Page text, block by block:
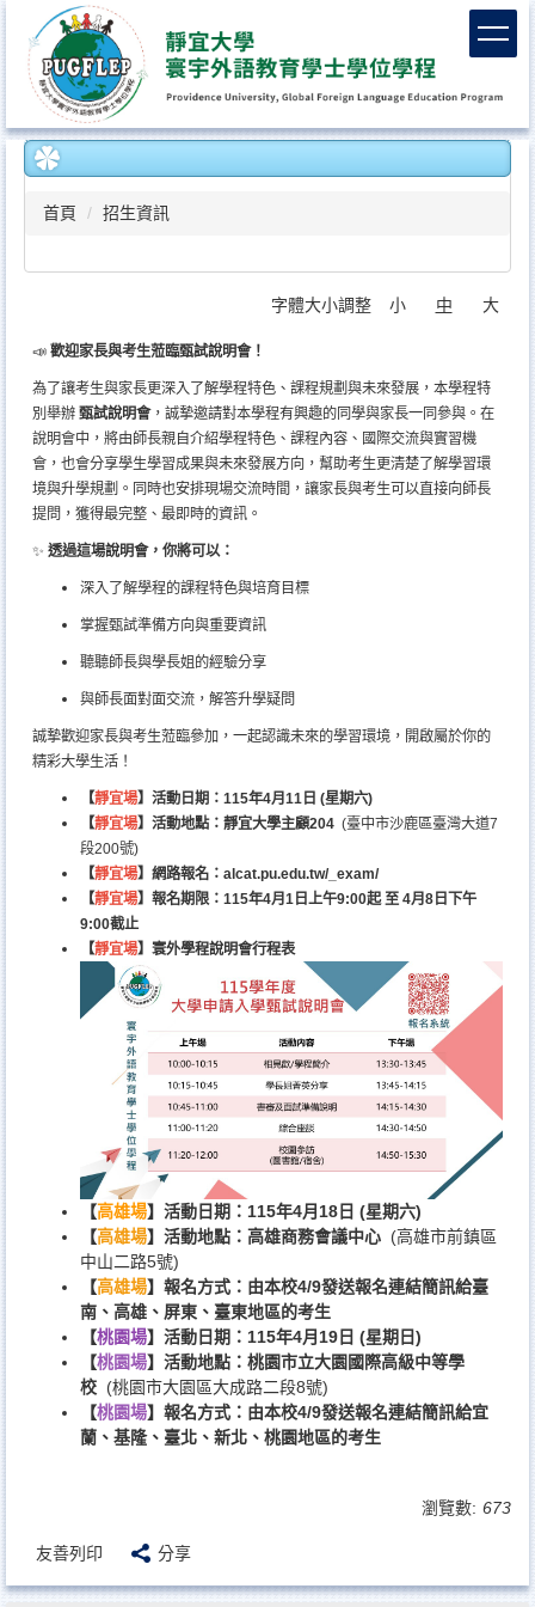
容
區
首頁 招生資訊
字體大小調整 小 中 大
📣 歡迎家長與考生蒞臨甄試說明會！
為了讓考生與家長更深入了解學程特色、課程規劃與未來發展，本學程特
別舉辦 甄試說明會，誠摯邀請對本學程有興趣的同學與家長一同參與。 在
說明會中，將由師長親自介紹學程特色、課程內容、國際交流與實習機
會，也會分享學生學習成果與未來發展方向，幫助考生更清楚了解學習環
境與升學規劃。 同時也安排現場交流時間，讓家長與考生可以直接向師長
提問，獲得最完整、最即時的資訊。
✨ 透過這場說明會，你將可以：
深入了解學程的課程特色與培育目標
掌握甄試準備方向與重要資訊
聽聽師長與學長姐的經驗分享
與師長面對面交流，解答升學疑問
誠摯歡迎家長與考生蒞臨參加，一起認識未來的學習環境，開啟屬於你的
精彩大學生活！
【靜宜場】活動日期：115年4月11日 (星期六)
【靜宜場】活動地點：靜宜大學主顧204 (臺中市沙鹿區臺灣大道7
段200號)
【靜宜場】網路報名：alcat.pu.edu.tw/_exam/
【靜宜場】報名期限：115年4月1日上午9:00起 至 4月8日下午
9:00截止
【靜宜場】寰外學程說明會行程表
【高雄場】活動日期：115年4月18日 (星期六)
【高雄場】活動地點：高雄商務會議中心 (高雄市前鎮區
中山二路5號)
【高雄場】報名方式： 由本校4/9發送報名連結簡訊給臺
南、高雄、屏東、臺東地區的考生
【桃園場】活動日期：115年4月19日 (星期日)
【桃園場】活動地點：桃園市立大園國際高級中等學
校 (桃園市大園區大成路二段8號)
【桃園場】報名方式： 由本校4/9發送報名連結簡訊給宜
蘭、基隆、臺北、新北、桃園地區的考生
瀏覽數: 673
友善列印 分享